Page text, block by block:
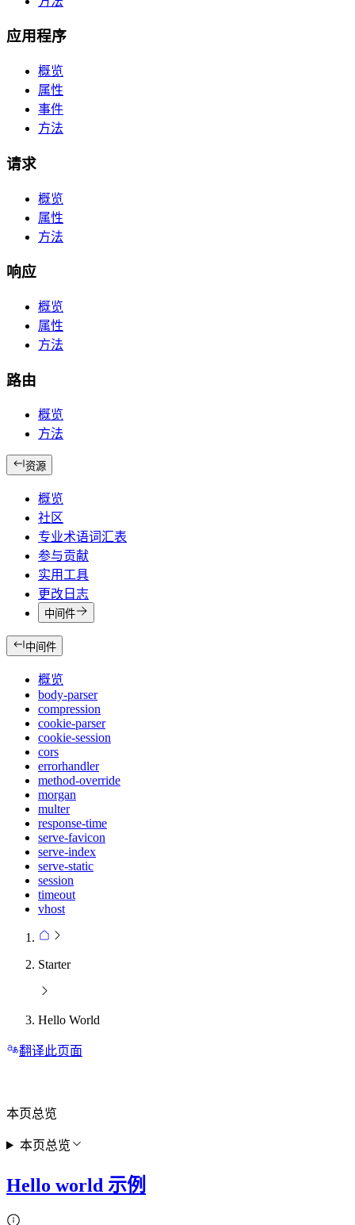
应用程序
概览
属性
事件
方法
请求
概览
属性
方法
响应
概览
属性
方法
路由
概览
方法
资源
概览
社区
专业术语词汇表
参与贡献
实用工具
更改日志
中间件
中间件
概览
body-parser
compression
cookie-parser
cookie-session
cors
errorhandler
method-override
morgan
multer
response-time
serve-favicon
serve-index
serve-static
session
timeout
vhost
Starter
Hello World
翻译此页面
Hello world 示例
本页总览
本页总览